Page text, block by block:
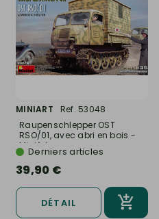
MINIART
Ref. 53048
Raupenschlepper OST
RSO/01, avec abri en bois -
MiniArt...
Derniers articles
39,90 €
DÉTAIL